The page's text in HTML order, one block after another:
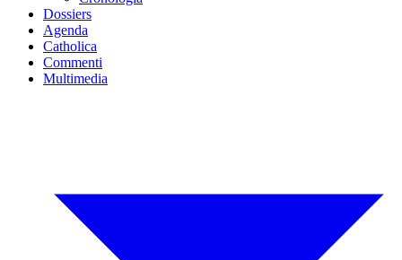
Dossiers
Agenda
Catholica
Commenti
Multimedia